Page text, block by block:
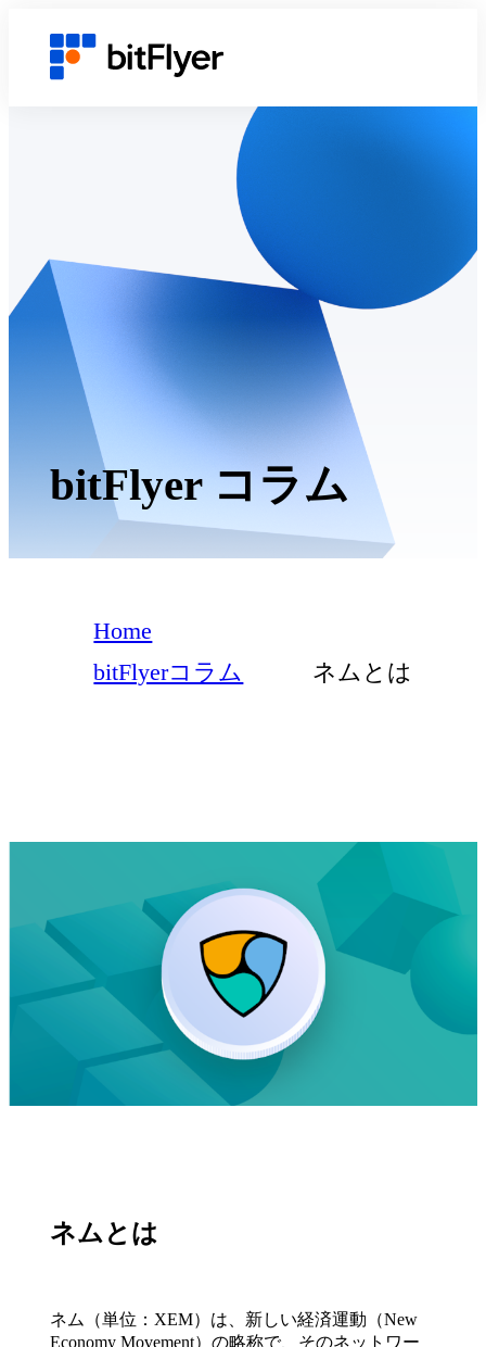
bitFlyer コラム
Home
bitFlyerコラム
ネムとは
ネムとは
ネム（単位：XEM）は、新しい経済運動（New
Economy Movement）の略称で、そのネットワー